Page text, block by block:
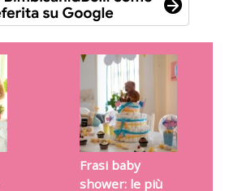
Frasi baby
shower: le più